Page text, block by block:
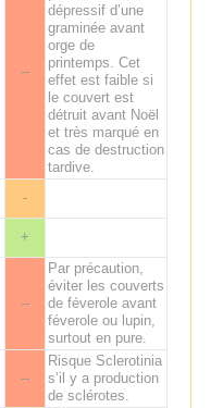
--
dépressif d’une
graminée avant
orge de
printemps. Cet
effet est faible si
le couvert est
détruit avant Noël
et très marqué en
cas de destruction
tardive.
-
+
--
Par précaution,
éviter les couverts
de féverole avant
féverole ou lupin,
surtout en pure.
--
Risque Sclerotinia
s’il y a production
de sclérotes.